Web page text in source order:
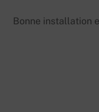
Bonne installation